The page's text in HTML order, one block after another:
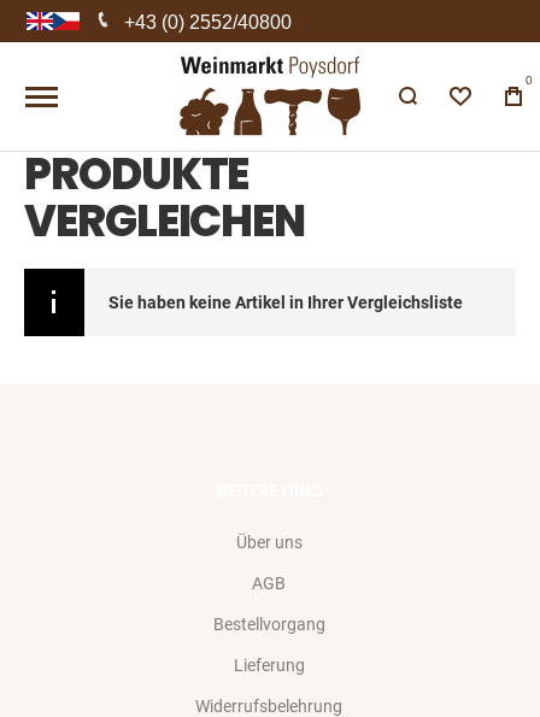
+43 (0) 2552/40800
0
PRODUKTE
VERGLEICHEN
Sie haben keine Artikel in Ihrer Vergleichsliste
Über uns
AGB
Bestellvorgang
Lieferung
Widerrufsbelehrung